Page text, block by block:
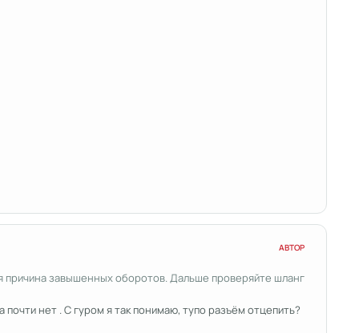
АВТОР
причина завышенных оборотов. Дальше проверяйте шланг
нет . С гуром я так понимаю, тупо разъём отцепить?